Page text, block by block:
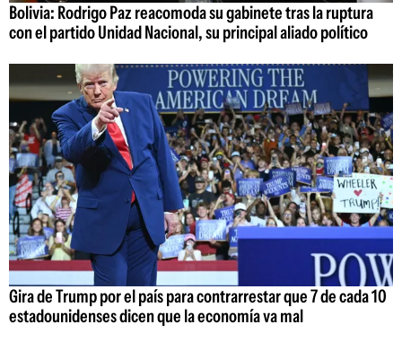
Bolivia: Rodrigo Paz reacomoda su gabinete tras la ruptura
con el partido Unidad Nacional, su principal aliado político
Gira de Trump por el país para contrarrestar que 7 de cada 10
estadounidenses dicen que la economía va mal